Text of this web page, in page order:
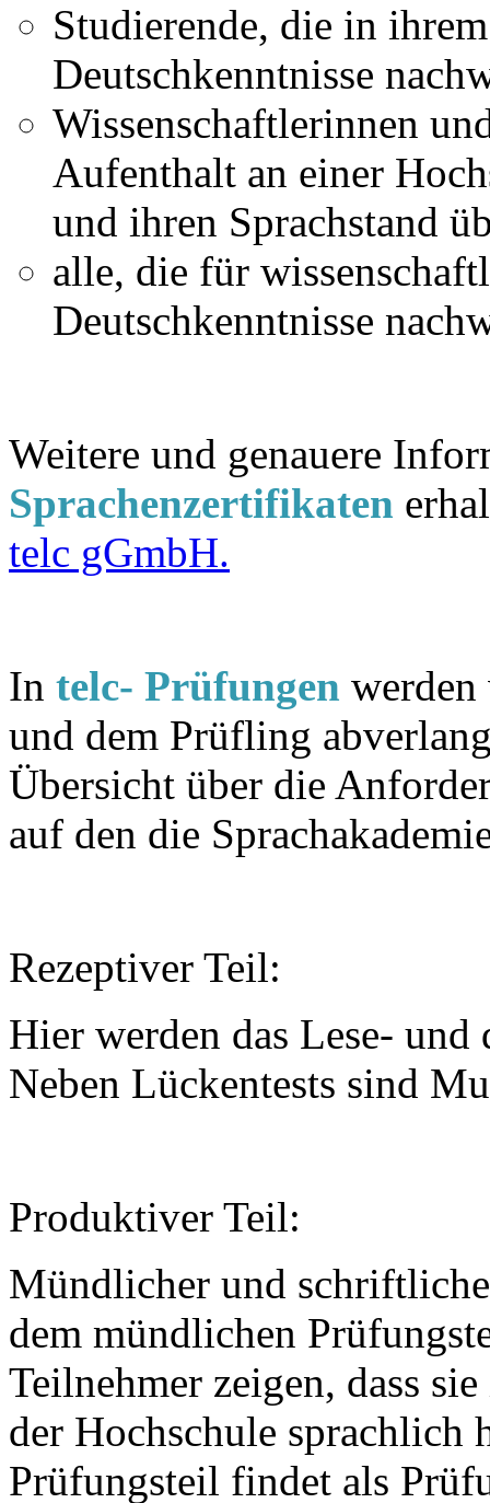
Studierende, die in
Deutschkenntnisse
Wissenschaftlerinnen
Aufenthalt an einer
und ihren Sprachstand
alle, die für
Deutschkenntnisse
Weitere und genauere
Sprachenzertifikaten
telc gGmbH.
In telc- Prüfungen
und dem Prüfling
Übersicht über die
auf den die
Rezeptiver Teil:
Hier werden das Lese- und
Neben Lückentests sind
Produktiver Teil:
Mündlicher und
dem mündlichen
Teilnehmer zeigen, dass
der Hochschule sprachlich
Prüfungsteil findet als